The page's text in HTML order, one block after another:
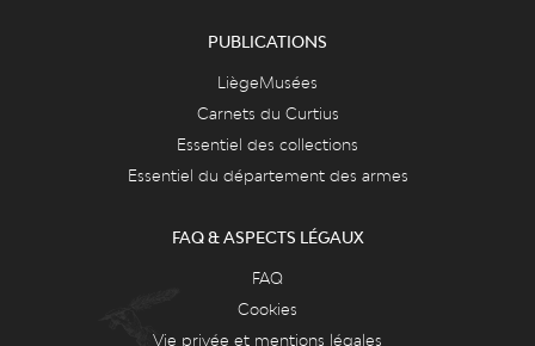
PUBLICATIONS
LiègeMusées
Carnets du Curtius
Essentiel des collections
Essentiel du département des armes
FAQ & ASPECTS LÉGAUX
FAQ
Cookies
Vie privée et mentions légales